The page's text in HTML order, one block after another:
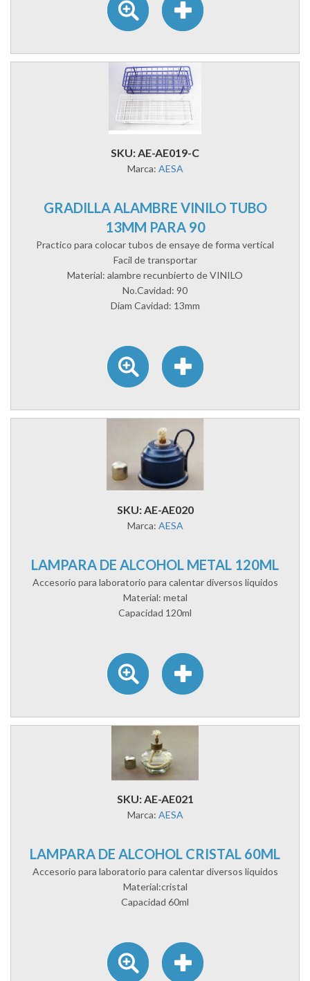
SKU: AE-AE019-C
Marca: AESA
GRADILLA ALAMBRE VINILO TUBO
13MM PARA 90
Practico para colocar tubos de ensaye de forma vertical
Facil de transportar
Material: alambre recunbierto de VINILO
No.Cavidad: 90
Diam Cavidad: 13mm
SKU: AE-AE020
Marca: AESA
LAMPARA DE ALCOHOL METAL 120ML
Accesorio para laboratorio para calentar diversos liquidos
Material: metal
Capacidad 120ml
SKU: AE-AE021
Marca: AESA
LAMPARA DE ALCOHOL CRISTAL 60ML
Accesorio para laboratorio para calentar diversos liquidos
Material:cristal
Capacidad 60ml